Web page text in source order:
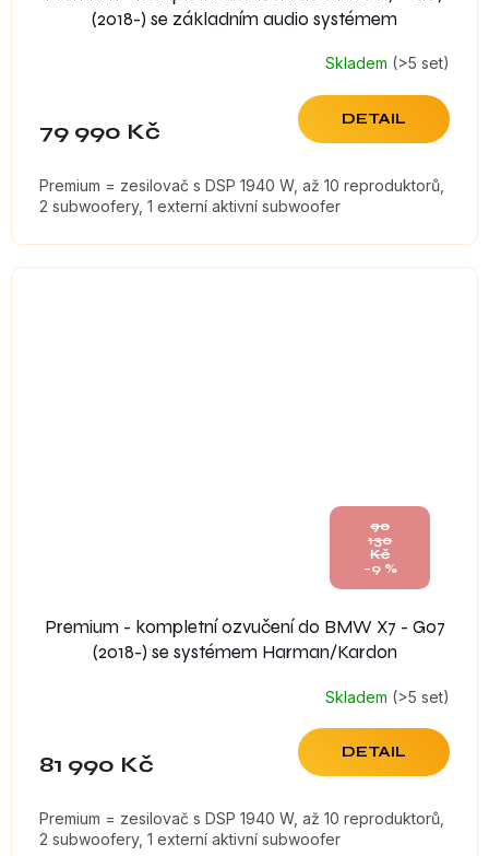
(2018-) se základním audio systémem
Skladem (>5 set)
79 990 Kč DETAIL
Premium = zesilovač s DSP 1940 W, až 10 reproduktorů,
2 subwoofery, 1 externí aktivní subwoofer
90
130
Kč
–9 %
Premium - kompletní ozvučení do BMW X7 - G07
(2018-) se systémem Harman/Kardon
Skladem (>5 set)
81 990 Kč DETAIL
Premium = zesilovač s DSP 1940 W, až 10 reproduktorů,
2 subwoofery, 1 externí aktivní subwoofer